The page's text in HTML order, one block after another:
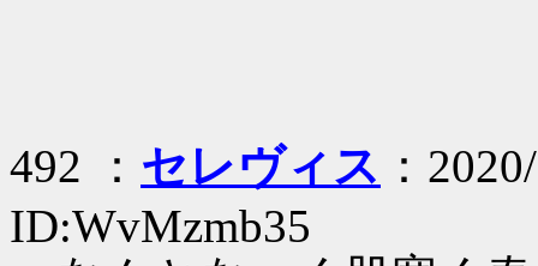
492 ： セレヴィス ：
ID:WvMzmb35